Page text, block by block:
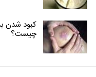
کبود شدن
چیست؟